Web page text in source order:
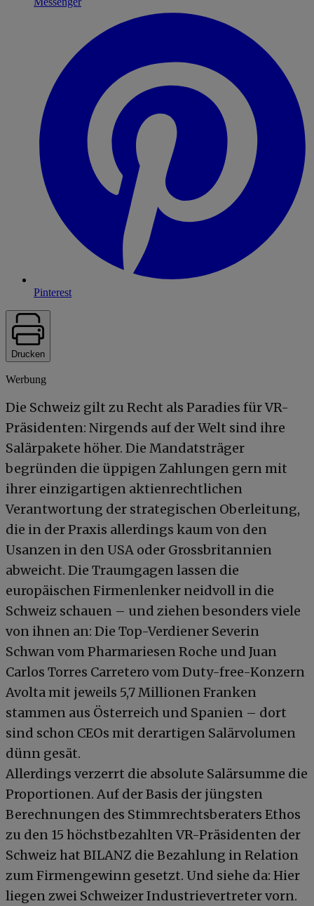
Pinterest
Drucken
Werbung
Die Schweiz gilt zu Recht als Paradies für VR-
Präsidenten: Nirgends auf der Welt sind ihre
Salärpakete höher. Die Mandatsträger
begründen die üppigen Zahlungen gern mit
ihrer einzigartigen aktienrechtlichen
Verantwortung der strategischen Oberleitung,
die in der Praxis allerdings kaum von den
Usanzen in den USA oder Grossbritannien
abweicht. Die Traumgagen lassen die
europäischen Firmenlenker neidvoll in die
Schweiz schauen – und ziehen besonders viele
von ihnen an: Die Top-Verdiener Severin
Schwan vom Pharmariesen Roche und Juan
Carlos Torres Carretero vom Duty-free-Konzern
Avolta mit jeweils 5,7 Millionen Franken
stammen aus Österreich und Spanien – dort
sind schon CEOs mit derartigen Salärvolumen
dünn gesät.
Allerdings verzerrt die absolute Salärsumme die
Proportionen. Auf der Basis der jüngsten
Berechnungen des Stimmrechtsberaters Ethos
zu den 15 höchstbezahlten VR-Präsidenten der
Schweiz hat BILANZ die Bezahlung in Relation
zum Firmengewinn gesetzt. Und siehe da: Hier
liegen zwei Schweizer Industrievertreter vorn.